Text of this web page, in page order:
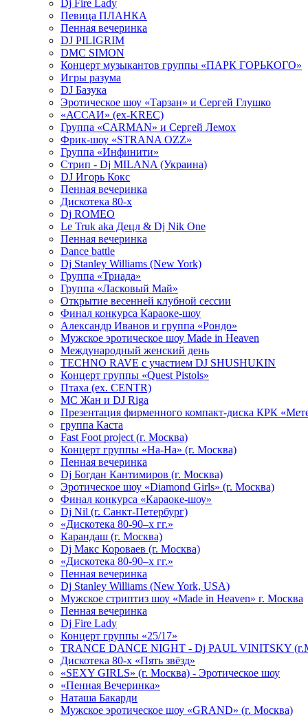
Dj Fire Lady
Певица ПЛАНКА
Пенная вечеринка
DJ PILIGRIM
DMC SIMON
Концерт музыкантов группы «ПАРК ГОРЬКОГО»
Игры разума
DJ Базука
Эротическое шоу «Тарзан» и Сергей Глушко
«АССАИ» (ex-KREC)
Группа «CARMAN» и Сергей Лемох
Фрик-шоу «STRANA OZZ»
Группа «Инфинити»
Стрип - Dj MILANA (Украина)
DJ Игорь Кокс
Пенная вечеринка
Дискотека 80-х
Dj ROMEO
Le Truk aka Децл & Dj Nik One
Пенная вечеринка
Dance battle
Dj Stanley Williams (New York)
Группа «Триада»
Группа «Ласковый Май»
Открытие весенней клубной сессии
Финал конкурса Караоке-шоу
Александр Иванов и группа «Рондо»
Мужское эротическое шоу Made in Heaven
Международный женский день
TECHNO RAVE с участием DJ SHUSHUKIN
Концерт группы «Quest Pistols»
Птаха (ex. CENTR)
МС Жан и DJ Riga
Презентация фирменного компакт-диска КРК
группа Каста
Fast Foot project (г. Москва)
Концерт группы «На-На» (г. Москва)
Пенная вечеринка
Dj Богдан Кантимиров (г. Москва)
Эротическое шоу «Diamond Girls» (г. Москва)
Финал конкурса «Караоке-шоу»
Dj Nil (г. Санкт-Петербург)
«Дискотека 80-90–х гг.»
Карандаш (г. Москва)
Dj Макс Короваев (г. Москва)
«Дискотека 80-90–х гг.»
Пенная вечеринка
Dj Stanley Williams (New York, USA)
Мужское стриптиз шоу «Made in Heaven» г. Москва
Пенная вечеринка
Dj Fire Lady
Концерт группы «25/17»
TRANCE DANCE NIGHT - Dj PAUL VINITSKY
Дискотека 80-х «Пять звёзд»
«SEXY GIRLS» (г. Москва) - Эротическое шоу
«Пенная Вечеринка»
Hаташа Бакарди
Мужское эротическое шоу «GRAND» (г. Москва)